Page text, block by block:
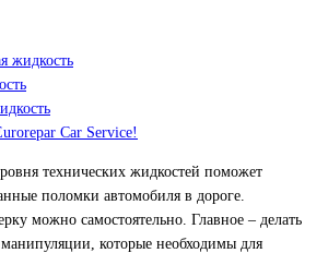
жидкость
Car Service!
технических жидкостей поможет
поломки автомобиля в дороге.
можно самостоятельно. Главное – делать
которые необходимы для